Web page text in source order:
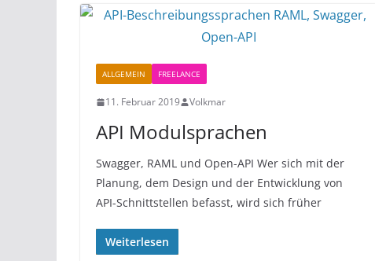
ALLGEMEIN FREELANCE
11. Februar 2019 Volkmar
API Modulsprachen
Swagger, RAML und Open-API Wer sich mit der
Planung, dem Design und der Entwicklung von
API-Schnittstellen befasst, wird sich früher
Weiterlesen